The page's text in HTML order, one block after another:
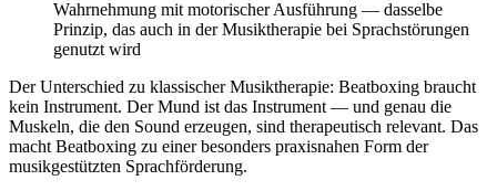
Wahrnehmung mit motorischer Ausführung — dasselbe
Prinzip, das auch in der Musiktherapie bei Sprachstörungen
genutzt wird
Der Unterschied zu klassischer Musiktherapie: Beatboxing braucht
kein Instrument. Der Mund ist das Instrument — und genau die
Muskeln, die den Sound erzeugen, sind therapeutisch relevant. Das
macht Beatboxing zu einer besonders praxisnahen Form der
musikgestützten Sprachförderung.